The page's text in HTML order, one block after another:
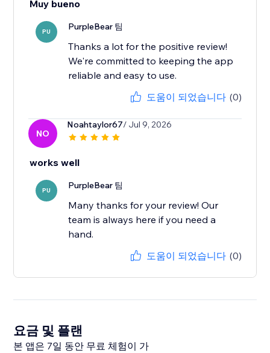
Muy bueno
PU PurpleBear 팀
Thanks a lot for the positive review!
We're committed to keeping the app
reliable and easy to use.
도움이 되었습니다 (0)
NO
Noahtaylor67/ Jul 9, 2026
works well
PU PurpleBear 팀
Many thanks for your review! Our
team is always here if you need a
hand.
도움이 되었습니다 (0)
요금 및 플랜
본 앱은 7일 동안 무료 체험이 가